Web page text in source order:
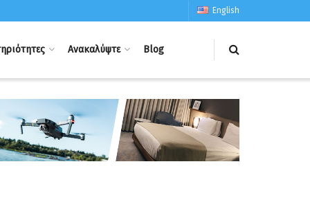
English
Ανακαλύψτε Blog